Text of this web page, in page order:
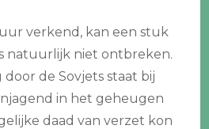
verkend, kan een stuk
natuurlijk niet ontbreken.
de Sovjets staat bij
in het geheugen
daad van verzet kon